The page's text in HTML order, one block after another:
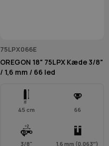
75LPX066E
OREGON 18" 75LPX Kæde 3/8"
/ 1,6 mm / 66 led
45 cm 66
3/8" 1,6 mm (0,063″)